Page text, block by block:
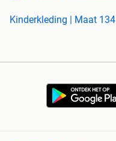
Kinderkleding | Maat 134